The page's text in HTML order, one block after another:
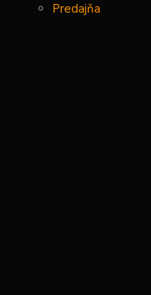
Predajňa